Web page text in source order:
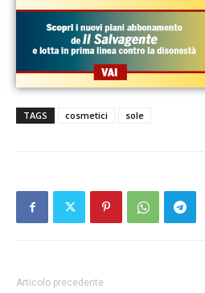
TAGS cosmetici sole
Articolo precedente